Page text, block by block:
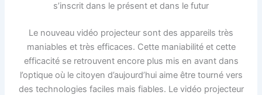
s’inscrit dans le présent et dans le futur
Le nouveau vidéo projecteur sont des appareils très
maniables et très efficaces. Cette maniabilité et cette
efficacité se retrouvent encore plus mis en avant dans
l’optique où le citoyen d’aujourd’hui aime être tourné vers
des technologies faciles mais fiables. Le vidéo projecteur